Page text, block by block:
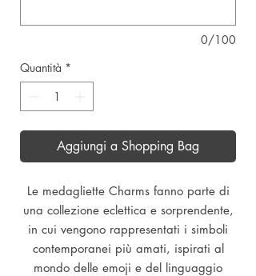
0/100
Quantità *
Aggiungi a Shopping Bag
Le medagliette Charms fanno parte di
una collezione eclettica e sorprendente,
in cui vengono rappresentati i simboli
contemporanei più amati, ispirati al
mondo delle emoji e del linguaggio